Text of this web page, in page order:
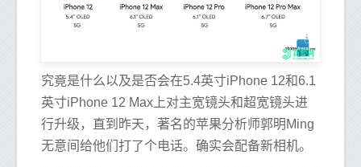
究竟是什么以及是否会在5.4英寸iPhone 12和6.1
英寸iPhone 12 Max上对主宽镜头和超宽镜头进
行升级，直到昨天，著名的苹果分析师郭明Ming
无意间给他们打了个电话。确实会配备新相机。